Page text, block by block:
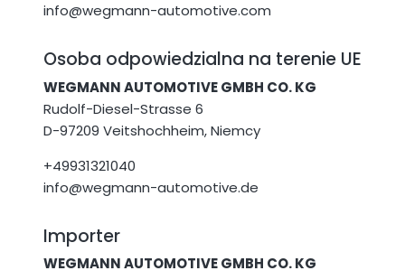
info@wegmann-automotive.com
Osoba odpowiedzialna na terenie UE
WEGMANN AUTOMOTIVE GMBH CO. KG
Rudolf-Diesel-Strasse 6
D-97209 Veitshochheim, Niemcy
+49931321040
info@wegmann-automotive.de
Importer
WEGMANN AUTOMOTIVE GMBH CO. KG